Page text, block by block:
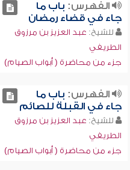
الفهرس: باب ما
جاء في قضاء رمضان
للشيخ: عبد العزيز بن مرزوق
الطريفي
جزء من محاضرة ( أبواب الصيام)
الفهرس: باب ما
جاء في القبلة للصائم
للشيخ: عبد العزيز بن مرزوق
الطريفي
جزء من محاضرة ( أبواب الصيام)